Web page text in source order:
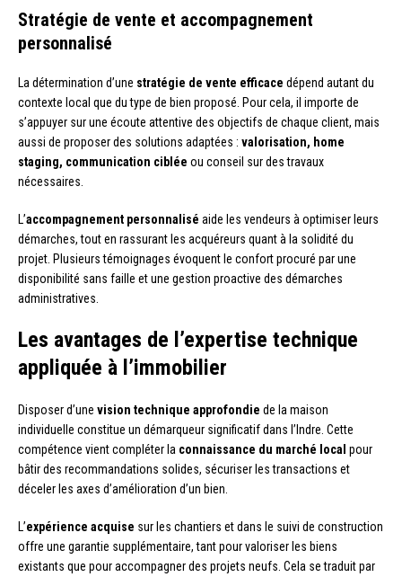
Stratégie de vente et accompagnement
personnalisé
La détermination d’une stratégie de vente efficace dépend autant du
contexte local que du type de bien proposé. Pour cela, il importe de
s’appuyer sur une écoute attentive des objectifs de chaque client, mais
aussi de proposer des solutions adaptées : valorisation, home
staging, communication ciblée ou conseil sur des travaux
nécessaires.
L’accompagnement personnalisé aide les vendeurs à optimiser leurs
démarches, tout en rassurant les acquéreurs quant à la solidité du
projet. Plusieurs témoignages évoquent le confort procuré par une
disponibilité sans faille et une gestion proactive des démarches
administratives.
Les avantages de l’expertise technique
appliquée à l’immobilier
Disposer d’une vision technique approfondie de la maison
individuelle constitue un démarqueur significatif dans l’Indre. Cette
compétence vient compléter la connaissance du marché local pour
bâtir des recommandations solides, sécuriser les transactions et
déceler les axes d’amélioration d’un bien.
L’expérience acquise sur les chantiers et dans le suivi de construction
offre une garantie supplémentaire, tant pour valoriser les biens
existants que pour accompagner des projets neufs. Cela se traduit par